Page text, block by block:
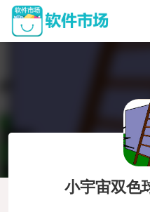
小宇宙双色